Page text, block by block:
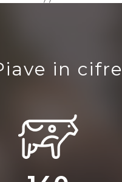
in cifre